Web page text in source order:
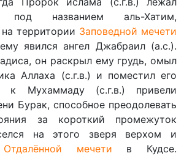
названием аль-Хатим,
территории Заповедной мечети
явился ангел Джабраил (а.с.).
он раскрыл ему грудь, омыл
Аллаха (с.г.в.) и поместил его
к Мухаммаду (с.г.в.) привели
Бурак, способное преодолевать
за короткий промежуток
на этого зверя верхом и
Отдалённой мечети в Кудсе.